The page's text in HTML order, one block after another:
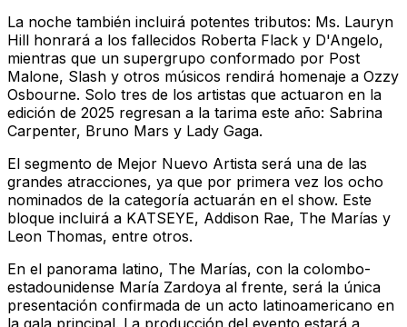
La noche también incluirá potentes tributos: Ms. Lauryn
Hill honrará a los fallecidos Roberta Flack y D'Angelo,
mientras que un supergrupo conformado por Post
Malone, Slash y otros músicos rendirá homenaje a Ozzy
Osbourne. Solo tres de los artistas que actuaron en la
edición de 2025 regresan a la tarima este año: Sabrina
Carpenter, Bruno Mars y Lady Gaga.
El segmento de Mejor Nuevo Artista será una de las
grandes atracciones, ya que por primera vez los ocho
nominados de la categoría actuarán en el show. Este
bloque incluirá a KATSEYE, Addison Rae, The Marías y
Leon Thomas, entre otros.
En el panorama latino, The Marías, con la colombo-
estadounidense María Zardoya al frente, será la única
presentación confirmada de un acto latinoamericano en